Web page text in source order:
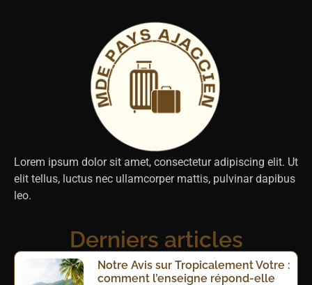
Lorem ipsum dolor sit amet, consectetur adipiscing elit. Ut
elit tellus, luctus nec ullamcorper mattis, pulvinar dapibus
leo.
Derniers articles
Notre Avis sur Tropicalement Votre :
comment l’enseigne répond-elle